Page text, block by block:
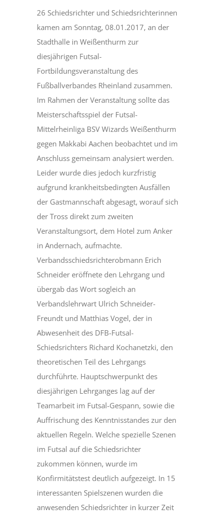
26 Schiedsrichter und Schiedsrichterinnen
kamen am Sonntag, 08.01.2017, an der
Stadthalle in Weißenthurm zur
diesjährigen Futsal-
Fortbildungsveranstaltung des
Fußballverbandes Rheinland zusammen.
Im Rahmen der Veranstaltung sollte das
Meisterschaftsspiel der Futsal-
Mittelrheinliga BSV Wizards Weißenthurm
gegen Makkabi Aachen beobachtet und im
Anschluss gemeinsam analysiert werden.
Leider wurde dies jedoch kurzfristig
aufgrund krankheitsbedingten Ausfällen
der Gastmannschaft abgesagt, worauf sich
der Tross direkt zum zweiten
Veranstaltungsort, dem Hotel zum Anker
in Andernach, aufmachte.
Verbandsschiedsrichterobmann Erich
Schneider eröffnete den Lehrgang und
übergab das Wort sogleich an
Verbandslehrwart Ulrich Schneider-
Freundt und Matthias Vogel, der in
Abwesenheit des DFB-Futsal-
Schiedsrichters Richard Kochanetzki, den
theoretischen Teil des Lehrgangs
durchführte. Hauptschwerpunkt des
diesjährigen Lehrganges lag auf der
Teamarbeit im Futsal-Gespann, sowie die
Auffrischung des Kenntnisstandes zur den
aktuellen Regeln. Welche spezielle Szenen
im Futsal auf die Schiedsrichter
zukommen können, wurde im
Konfirmitätstest deutlich aufgezeigt. In 15
interessanten Spielszenen wurden die
anwesenden Schiedsrichter in kurzer Zeit